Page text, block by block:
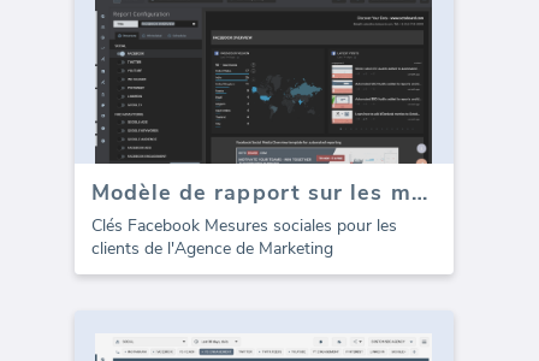
Modèle de rapport sur les médias sociaux Facebook (Rapport)
Clés Facebook Mesures sociales pour les
clients de l'Agence de Marketing